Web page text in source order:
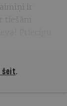
ir
šeit.